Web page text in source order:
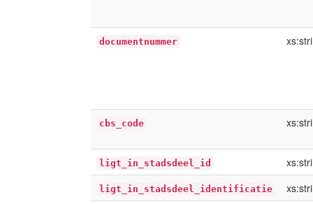
documentnummer
cbs_code
ligt_in_stadsdeel_id
ligt_in_stadsdeel_identificatie